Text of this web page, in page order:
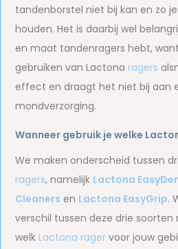
tandenborstel niet bij kan en zo
houden. Het is daarbij wel
en maat tandenragers hebt,
gebruiken van Lactona ragers
effect en draagt het niet bij aan
mondverzorging.
Wanneer gebruik je welke
We maken onderscheid tussen
ragers, namelijk Lactona
Cleaners en Lactona EasyGrip.
verschil tussen deze drie soorten
welk Lactona rager voor jouw